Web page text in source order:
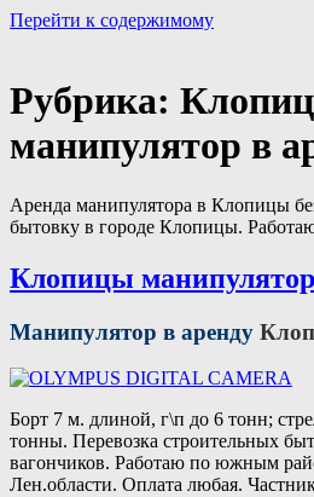
Перейти к содержимому
Рубрика:
манипулятор в
Аренда манипулятора в Клопицы
бытовку в городе Клопицы.
Клопицы
Манипулятор в аренду
Борт 7 м. длиной, г\п до 6 тонн;
тонны. Перевозка строительных
вагончиков. Работаю по южным
Лен.области. Оплата любая.